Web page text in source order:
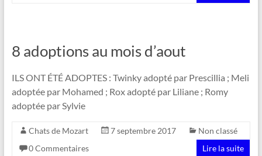
8 adoptions au mois d’aout
ILS ONT ÉTÉ ADOPTES : Twinky adopté par Prescillia ; Meli
adoptée par Mohamed ; Rox adopté par Liliane ; Romy
adoptée par Sylvie
Chats de Mozart 7 septembre 2017
Non classé
0 Commentaires
Lire la suite